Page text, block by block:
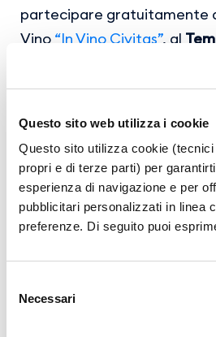
Questo sito web utilizza i cookie
Questo sito utilizza cookie (tecnici
propri e di terze parti) per
esperienza di navigazione e per
pubblicitari personalizzati in linea
preferenze. Di seguito puoi
delNecessari
partecipare gratuitamente
Vino “In Vino Civitas”, al
Basterà presentare
imbarco.
Archivio News